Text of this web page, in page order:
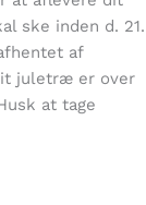
ske inden d. 21.
af
juletræ er over
at tage